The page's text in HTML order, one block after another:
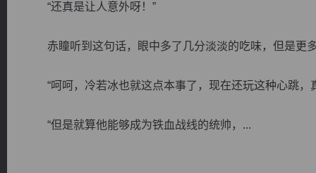
“还真是让人意外呀！”
赤瞳听到这句话，眼中多了几分淡淡的吃味，但是更
“呵呵，冷若冰也就这点本事了，现在还玩这种心跳，
“但是就算他能够成为铁血战线的统帅，...